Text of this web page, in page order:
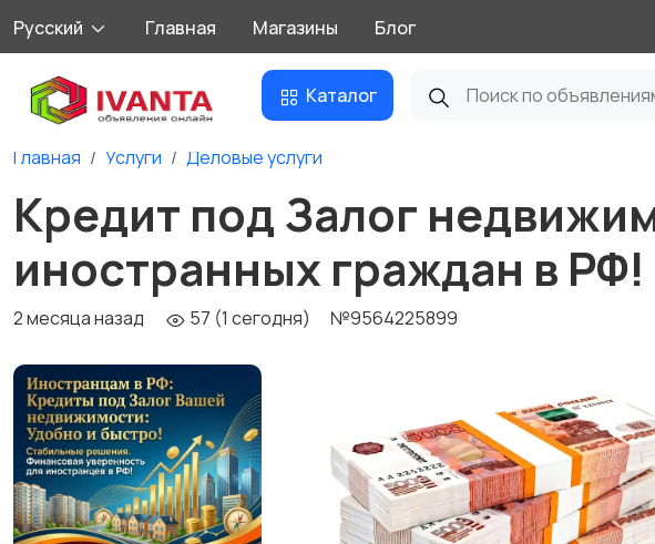
Русский Главная Магазины Блог
Каталог
Главная Услуги Деловые услуги
Кредит под Залог
иностранных граждан в РФ!
2 месяца назад 57 (1 сегодня) №9564225899